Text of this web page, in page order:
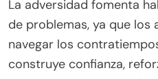
ayuda a los atletas a
empujar sus límites. La
claridad mental y
desafíos. Establecer